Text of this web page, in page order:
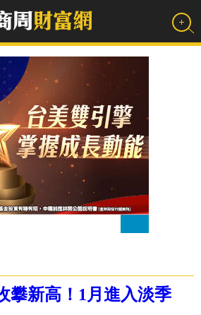
攀新高！1月進入淡季